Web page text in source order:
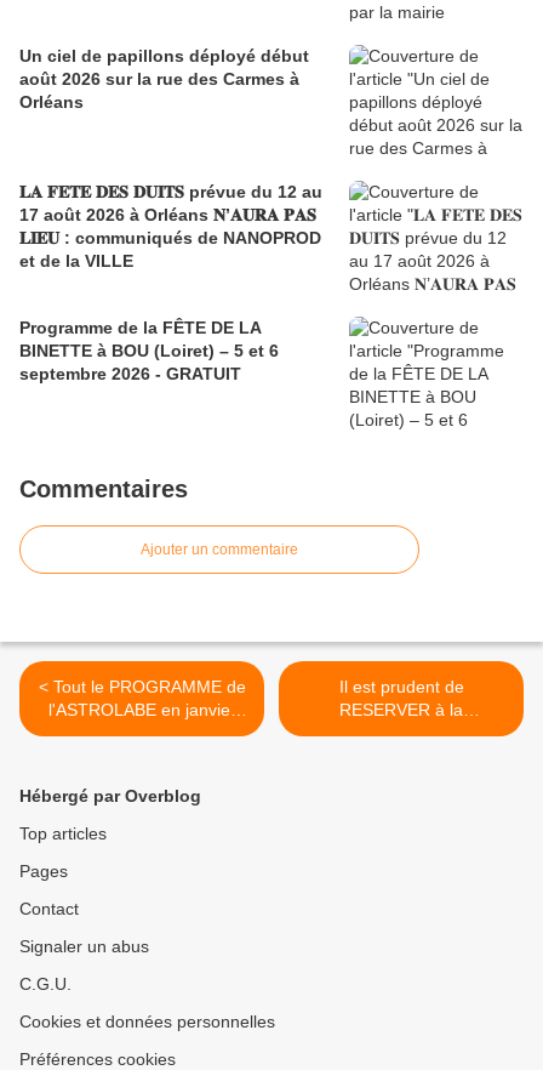
Un ciel de papillons déployé début
août 2026 sur la rue des Carmes à
Orléans
𝐋𝐀 𝐅𝐄𝐓𝐄 𝐃𝐄𝐒 𝐃𝐔𝐈𝐓𝐒 prévue du 12 au
17 août 2026 à Orléans 𝐍’𝐀𝐔𝐑𝐀 𝐏𝐀𝐒
𝐋𝐈𝐄𝐔 : communiqués de NANOPROD
et de la VILLE
Programme de la FÊTE DE LA
BINETTE à BOU (Loiret) – 5 et 6
septembre 2026 - GRATUIT
Commentaires
Ajouter un commentaire
< Tout le PROGRAMME de
l'ASTROLABE en janvier
2009 !
Il est prudent de
RESERVER à la
médiathèque d'Orléans >
Hébergé par Overblog
Top articles
Pages
Contact
Signaler un abus
C.G.U.
Cookies et données personnelles
Préférences cookies